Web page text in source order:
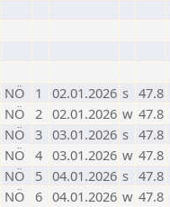
NÖ 1 02.01.2026 s 47.8
NÖ 2 02.01.2026 w 47.8
NÖ 3 03.01.2026 s 47.8
NÖ 4 03.01.2026 w 47.8
NÖ 5 04.01.2026 s 47.8
NÖ 6 04.01.2026 w 47.8